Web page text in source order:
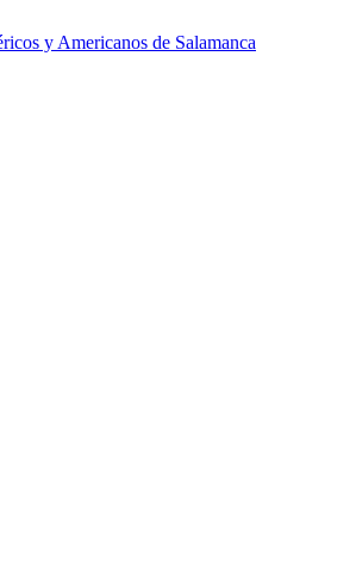
y Americanos de Salamanca